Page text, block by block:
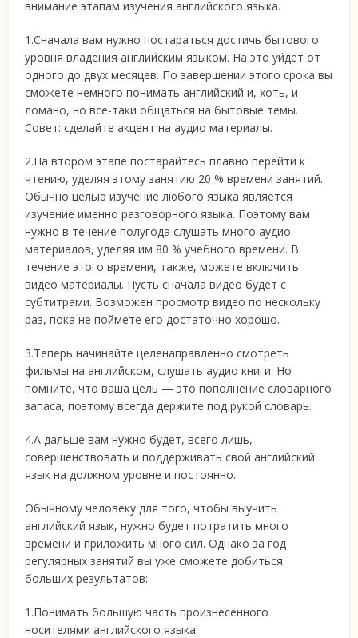
внимание этапам изучения английского языка.
1.Сначала вам нужно постараться достичь бытового
уровня владения английским языком. На это уйдет от
одного до двух месяцев. По завершении этого срока вы
сможете немного понимать английский и, хоть, и
ломано, но все-таки общаться на бытовые темы.
Совет: сделайте акцент на аудио материалы.
2.На втором этапе постарайтесь плавно перейти к
чтению, уделяя этому занятию 20 % времени занятий.
Обычно целью изучение любого языка является
изучение именно разговорного языка. Поэтому вам
нужно в течение полугода слушать много аудио
материалов, уделяя им 80 % учебного времени. В
течение этого времени, также, можете включить
видео материалы. Пусть сначала видео будет с
субтитрами. Возможен просмотр видео по нескольку
раз, пока не поймете его достаточно хорошо.
3.Теперь начинайте целенаправленно смотреть
фильмы на английском, слушать аудио книги. Но
помните, что ваша цель — это пополнение словарного
запаса, поэтому всегда держите под рукой словарь.
4.А дальше вам нужно будет, всего лишь,
совершенствовать и поддерживать свой английский
язык на должном уровне и постоянно.
Обычному человеку для того, чтобы выучить
английский язык, нужно будет потратить много
времени и приложить много сил. Однако за год
регулярных занятий вы уже сможете добиться
больших результатов:
1.Понимать большую часть произнесенного
носителями английского языка.